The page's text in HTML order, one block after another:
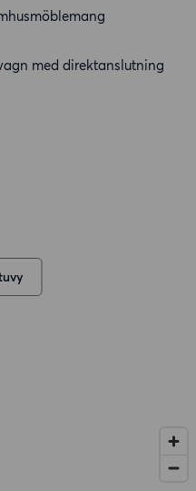
med direktanslutning